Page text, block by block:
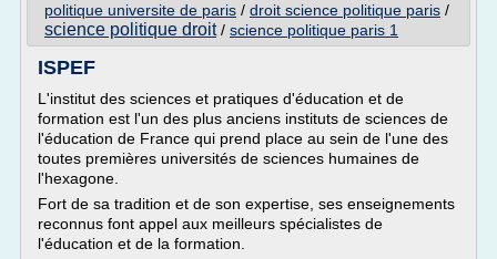
politique universite de paris / droit science politique paris /
science politique droit/ science politique paris 1
ISPEF
L'institut des sciences et pratiques d'éducation et de
formation est l'un des plus anciens instituts de sciences de
l'éducation de France qui prend place au sein de l'une des
toutes premières universités de sciences humaines de
l'hexagone.
Fort de sa tradition et de son expertise, ses enseignements
reconnus font appel aux meilleurs spécialistes de
l'éducation et de la formation.